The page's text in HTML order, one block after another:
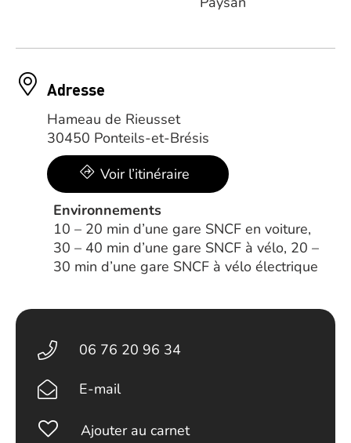
Adresse
Hameau de Rieusset
30450 Ponteils-et-Brésis
Voir l’itinéraire
Environnements
10 – 20 min d’une gare SNCF en voiture,
30 – 40 min d’une gare SNCF à vélo, 20 –
30 min d’une gare SNCF à vélo électrique
06 76 20 96 34
E-mail
Ajouter au carnet